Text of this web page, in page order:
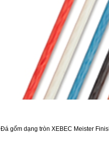
Đá gốm dạng tròn XEBEC Meister